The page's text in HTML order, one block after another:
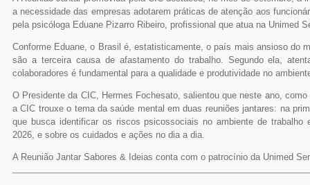
a necessidade das empresas adotarem práticas de atenção aos
pela psicóloga Eduane Pizarro Ribeiro, profissional que atua na Unimed
Conforme Eduane, o Brasil é, estatisticamente, o país mais ansioso do
são a terceira causa de afastamento do trabalho. Segundo ela,
colaboradores é fundamental para a qualidade e produtividade no
O Presidente da CIC, Hermes Fochesato, salientou que neste ano,
a CIC trouxe o tema da saúde mental em duas reuniões jantares: na
que busca identificar os riscos psicossociais no ambiente de
2026, e sobre os cuidados e ações no dia a dia.
A Reunião Jantar Sabores & Ideias conta com o patrocínio da Unimed